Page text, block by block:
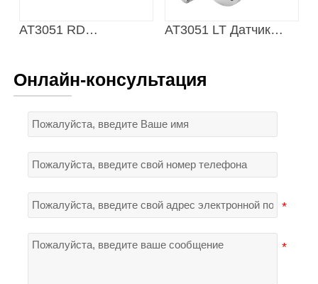
AT3051 RD
датчик уровня
AT3051 LT Датчик
Онлайн-консультация